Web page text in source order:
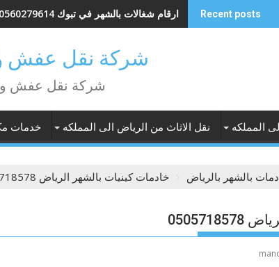
Recent posts ارقام شغالات بالشهر في تبوك 0560279614
شركة نقل عفش
شركة نقل عفش
المملكه نقل الاثاث من الرياض الى المملكه خدمات
بالشهر بالرياض خادمات كينيات بالشهر الرياض 0505718578